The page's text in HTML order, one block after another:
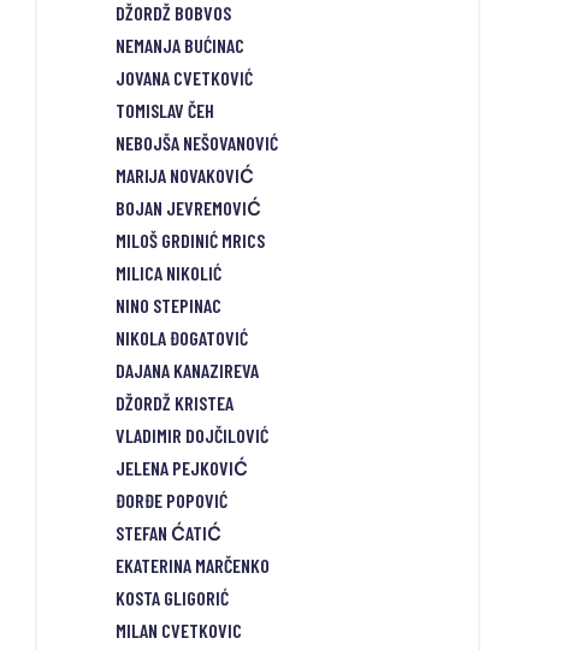
DŽORDŽ BOBVOS
NEMANJA BUĆINAC
JOVANA CVETKOVIĆ
TOMISLAV ČEH
NEBOJŠA NEŠOVANOVIĆ
MARIJA NOVAKOVIĆ
BOJAN JEVREMOVIĆ
MILOŠ GRDINIĆ MRICS
MILICA NIKOLIĆ
NINO STEPINAC
NIKOLA ĐOGATOVIĆ
DAJANA KANAZIREVA
DŽORDŽ KRISTEA
VLADIMIR DOJČILOVIĆ
JELENA PEJKOVIĆ
ĐORĐE POPOVIĆ
STEFAN ĆATIĆ
EKATERINA MARČENKO
KOSTA GLIGORIĆ
MILAN CVETKOVIC